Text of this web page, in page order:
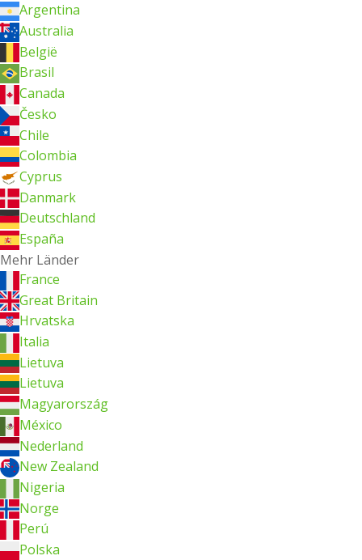
Argentina
Australia
België
Brasil
Canada
Česko
Chile
Colombia
Cyprus
Danmark
Deutschland
España
Mehr Länder
France
Great Britain
Hrvatska
Italia
Lietuva
Lietuva
Magyarország
México
Nederland
New Zealand
Nigeria
Norge
Perú
Polska